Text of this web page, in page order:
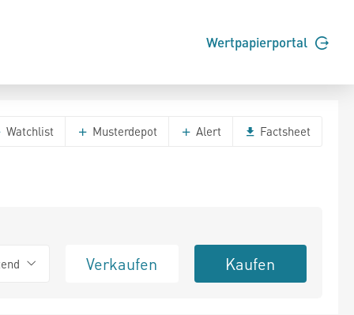
Wertpapierportal
Watchlist Musterdepot Alert Factsheet
Verkaufen Kaufen